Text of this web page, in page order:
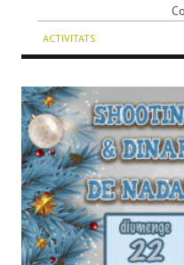
ACTIVITATS